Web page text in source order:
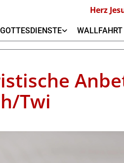
Herz
GOTTESDIENSTE WALLFAHRT
Twi